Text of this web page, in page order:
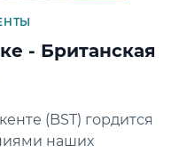
- Британская
(BST) гордится
наших